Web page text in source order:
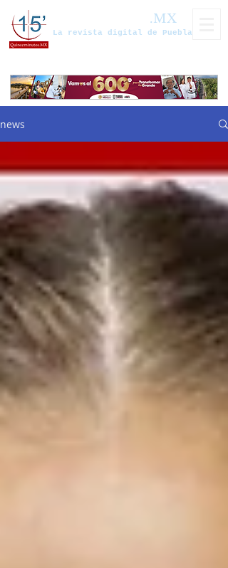
.MX
La revista digital de Puebla
news